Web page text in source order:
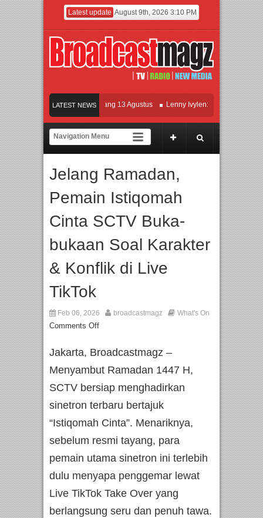
Latest update August 9th, 2026 3:10 PM
LATEST NEWS
KETOK MEJIK Siap Tayang 13 Agustus Lenny Ivylen: 26 Tahun Jaga
dan Universitas Agung Podomoro Jalin Kerja Sama Pendidikan dan Riset untuk
Jelang Ramadan,
Pemain Istiqomah
Cinta SCTV Buka-
bukaan Soal Karakter
& Konflik di Live
TikTok
Feb 06, 2026 broadcastmagz What's On
Comments Off
Jakarta, Broadcastmagz –
Menyambut Ramadan 1447 H,
SCTV bersiap menghadirkan
sinetron terbaru bertajuk
“Istiqomah Cinta”. Menariknya,
sebelum resmi tayang, para
pemain utama sinetron ini terlebih
dulu menyapa penggemar lewat
Live TikTok Take Over yang
berlangsung seru dan penuh tawa.